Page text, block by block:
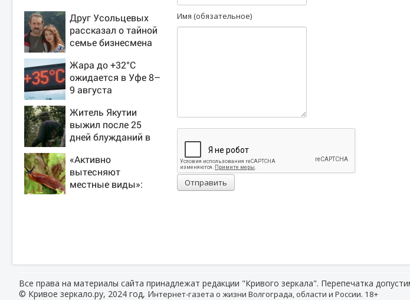
Друг Усольцевых
рассказал о тайной
семье бизнесмена
Жара до +32°C
ожидается в Уфе 8–
9 августа
Житель Якутии
выжил после 25
дней блужданий в
«Активно
вытесняют
местные виды»:
Имя (обязательное)
Отправить
Все права на материалы сайта принадлежат редакции "Кривого зеркала". Перепечатка
© Кривое зеркало.ру, 2024 год, Интернет-газета о жизни Волгограда, области и России. 18+